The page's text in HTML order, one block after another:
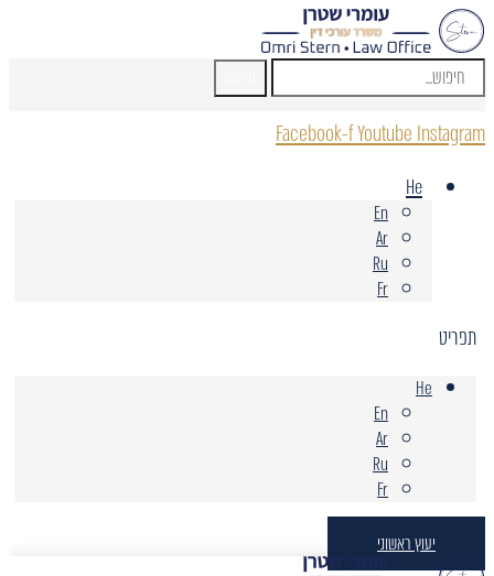
Facebook-fYoutube Instagram
He
En
Ar
Ru
Fr
תפריט
He
En
Ar
Ru
Fr
יעוץ ראשוני